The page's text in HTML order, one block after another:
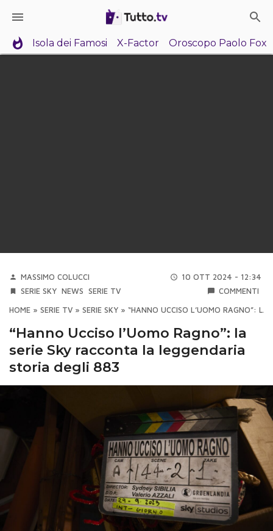
Isola dei Famosi X-Factor Oroscopo Paolo Fox
MASSIMO COLUCCI
10 OTT 2024 - 12:34
SERIE SKY NEWS SERIE TV COMMENTI
HOME » SERIE TV » SERIE SKY » “HANNO UCCISO L’UOMO RAGNO”:
“Hanno Ucciso l’Uomo Ragno”: la
serie Sky racconta la leggendaria
storia degli 883